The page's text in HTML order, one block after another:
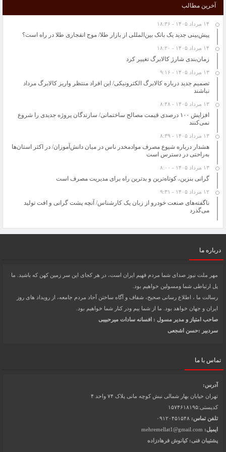
پایان حساب‌های بانکی فراموش شده؛ حساب‌های خود را یکجا ببینید
جغرافیای فقر؛ از اسلامشهر تا تهران/ روایت دردناک «پریچهر»: حاضرم گرسنه بمانم اما
در دسترس است
خواص اسانس های گیاهی در نابودی باکتری ها را بشناسید
حل مسائل کلیدی کشور به دانشگاه‌ها سپرده شود
“گرانی شیشه شربت “از علل کاهش تولید آنتی‌بیوتیک کودکان/ فروش سرم در بازار آزاد
عملیات نجات “چشمه‌علی” شهرری آغاز شد
آخرین مطالب
۱۴ مرداد ۱۴۰۵ - ۱۸:۳۶
پیش‌بینی جدید یک بانک بین‌المللی از بازار طلا/ موج انفجاری طلا در راه است؟
۱۴ مرداد ۱۴۰۵ - ۱۸:۲۰
زمان‌بندی شارژ کالابرگ تغییر کرد
۱۳ مرداد ۱۴۰۵ - ۹:۱۶
تصمیم جدید درباره کالابرگ الکترونیکی/ این افراد منتظر واریز کالابرگ مرداد
نباشند
۱۳ مرداد ۱۴۰۵ - ۸:۴۸
افزایش ١٠٠ درصدی قیمت مصالح ساختمانی/ سازندگان پروژه جدیدی را شروع
نمی‌کنند
۱۳ مرداد ۱۴۰۵ - ۸:۳۹
هشدار درباره شیوع مصرف موادمخدر ناس در میان دانش‌آموزان/ در اکثر استان‌ها
به‌راحتی در دسترس است
۱۳ مرداد ۱۴۰۵ - ۸:۰۰
گرانی بنزین، کوتاه‌ترین و بدترین راه برای مدیریت مصرف است
۱۲ مرداد ۱۴۰۵ - ۹:۳۱
ناگفته‌های صنعت خودرو از زبان یک کارشناس/ آنچه پشت گرانی و افت تولید
می‌گذرد
درباره ما
مهر ملت نیوز صدای شما مردم فهیم ایران است، در هر کجای این سر زمین کهن که باشید. ما
پل ارتباطی شما ومسولین خواهیم بود.
رسالت ما ، اطلاع رسانی صحیح، شفاف و آگاه ساختن آحاد مردم جامعه، از رویداد های روز
ایران و جهان خواهد بود. ما از شما ییم ودر کنار شما خواهیم بود.
صاحب امتیاز و مدیر مسول : افسانه سادات میرحبیبی
سردبیر :حسن اشجعی
تماس با ما
آدرس:
تهران خیابان بهار شمالی نبش کوچه مانی پلاک ۷۴ واحد ۴
کدپستی:۱۵۷۴۶۱۸۱۹۵
تلفن تماس: ۰۹۱۲۰۴۵۱۵۴۸
ایمیل: mehremellat1@gmail.com
پشتیبان فنی: کیانوش فرهادزاده